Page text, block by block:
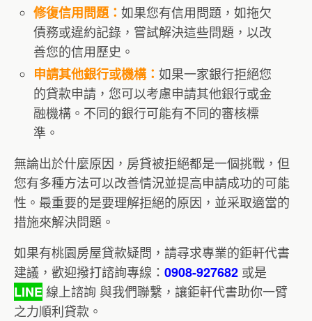
修復信用問題：如果您有信用問題，如拖欠
債務或違約記錄，嘗試解決這些問題，以改
善您的信用歷史。
申請其他銀行或機構：如果一家銀行拒絕您
的貸款申請，您可以考慮申請其他銀行或金
融機構。不同的銀行可能有不同的審核標
準。
無論出於什麼原因，房貸被拒絕都是一個挑戰，但
您有多種方法可以改善情況並提高申請成功的可能
性。最重要的是要理解拒絕的原因，並采取適當的
措施來解決問題。
如果有桃園房屋貸款疑問，請尋求專業的鉅軒代書
建議，歡迎撥打諮詢專線： 0908-927682 或是
LINE線上諮詢 與我們聯繫，讓鉅軒代書助你一臂
之力順利貸款。